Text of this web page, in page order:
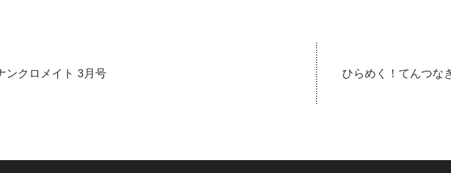
ンクロメイト 3月号 ひらめく！てんつ